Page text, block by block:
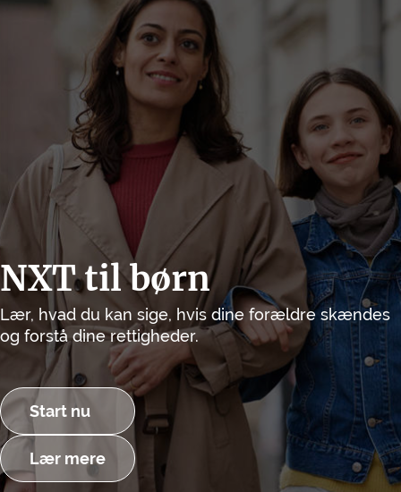
NXT til børn
Lær, hvad du kan sige, hvis dine forældre skændes
og forstå dine rettigheder.
Start nu
Lær mere